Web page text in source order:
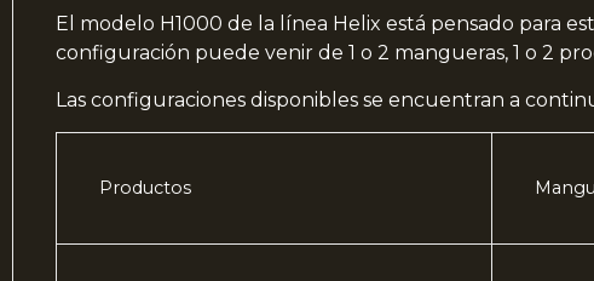
El modelo H1000 de la línea Helix está pensado para
configuración puede venir de 1 o 2 mangueras, 1 o 2
Las configuraciones disponibles se encuentran a
Productos